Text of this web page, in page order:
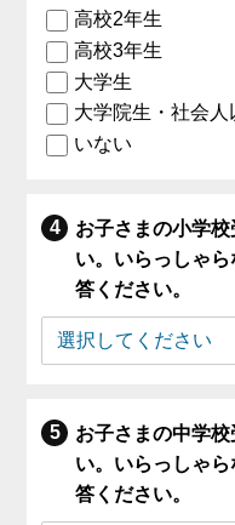
高校2年生
高校3年生
大学生
大学院生・社会人
いない
お子さまの小学
い。いらっしゃ
答ください。
お子さまの中学
い。いらっしゃ
答ください。